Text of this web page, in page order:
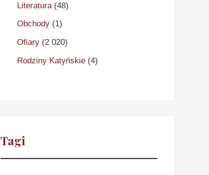
Literatura (48)
Obchody (1)
Ofiary (2 020)
Rodziny Katyńskie (4)
Tagi